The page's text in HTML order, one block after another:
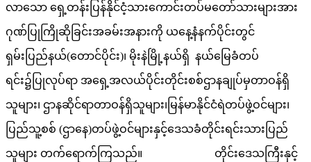
လာသော ရှေ့တန်းပြန်နိုင်ငံ့သားကောင်းတပ်မတော်သားများအား
ဂုဏ်ပြုကြိုဆိုခြင်းအခမ်းအနားကို ယနေ့နံနက်ပိုင်းတွင်
ရှမ်းပြည်နယ်(တောင်ပိုင်း)၊ မိုးနဲမြို့နယ်ရှိ နယ်မြေခံတပ်
ရင်း၌ပြုလုပ်ရာ အရှေ့အလယ်ပိုင်းတိုင်းစစ်ဌာနချုပ်မှတာဝန်ရှိ
သူများ၊ ဌာနဆိုင်ရာတာဝန်ရှိသူများ၊မြန်မာနိုင်ငံရဲတပ်ဖွဲ့ဝင်များ၊
ပြည်သူ့စစ် (ဌာနေ)တပ်ဖွဲ့ဝင်များနှင့်ဒေသခံတိုင်းရင်းသားပြည်
သူများ တက်ရောက်ကြသည်။ တိုင်းဒေသကြီးနှင့်